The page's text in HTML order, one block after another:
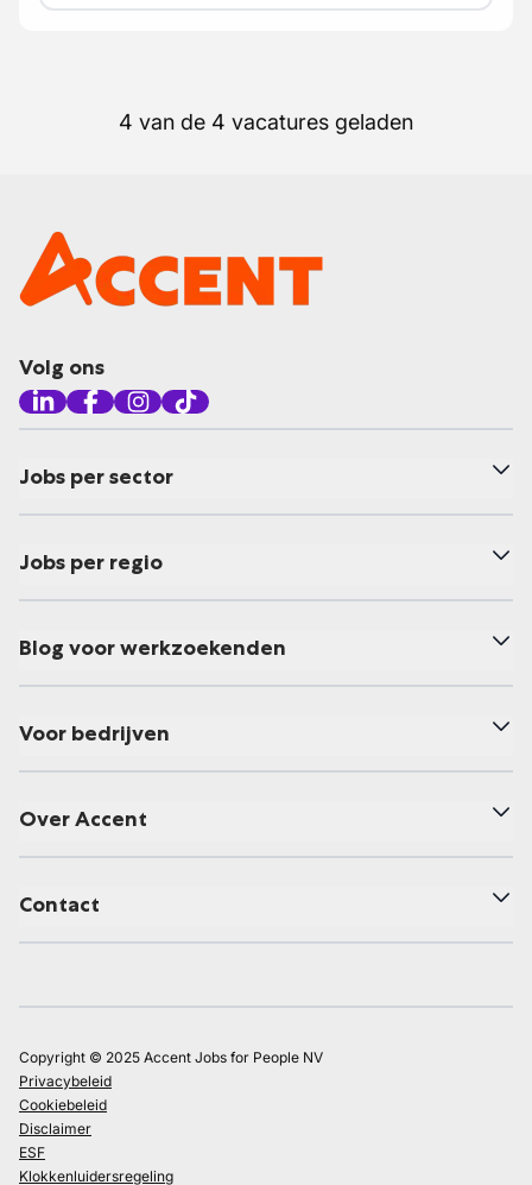
4 van de 4 vacatures geladen
Volg ons
Jobs per sector
Jobs per regio
Blog voor werkzoekenden
Voor bedrijven
Over Accent
Contact
Copyright © 2025 Accent Jobs for People NV
Privacybeleid
Cookiebeleid
Disclaimer
ESF
Klokkenluidersregeling